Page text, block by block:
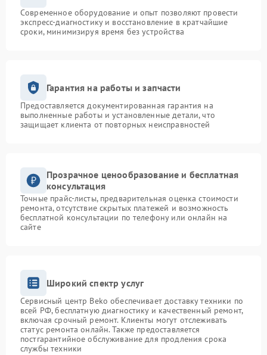
Современное оборудование и опыт позволяют провести
экспресс-диагностику и восстановление в кратчайшие
сроки, минимизируя время без устройства
Гарантия на работы и запчасти
Предоставляется документированная гарантия на
выполненные работы и установленные детали, что
защищает клиента от повторных неисправностей
Прозрачное ценообразование и бесплатная
консультация
Точные прайс-листы, предварительная оценка стоимости
ремонта, отсутствие скрытых платежей и возможность
бесплатной консультации по телефону или онлайн на
сайте
Широкий спектр услуг
Сервисный центр Beko обеспечивает доставку техники по
всей РФ, бесплатную диагностику и качественный ремонт,
включая срочный ремонт. Клиенты могут отслеживать
статус ремонта онлайн. Также предоставляется
постгарантийное обслуживание для продления срока
службы техники